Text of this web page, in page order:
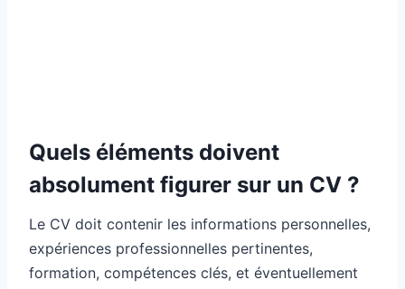
Quels éléments doivent
absolument figurer sur un CV ?
Le CV doit contenir les informations personnelles,
expériences professionnelles pertinentes,
formation, compétences clés, et éventuellement